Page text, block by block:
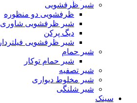
شیر ظرفشویی
ظرفشویی دو منظوره
شیر ظرفشویی شاوری
دیگ پرکن
شیر ظرفشویی فیلتردار
شیر حمام
شیر حمام توکار
شیر تصفیه
شیر مخلوط دیواری
شیر شلنگی
سینک